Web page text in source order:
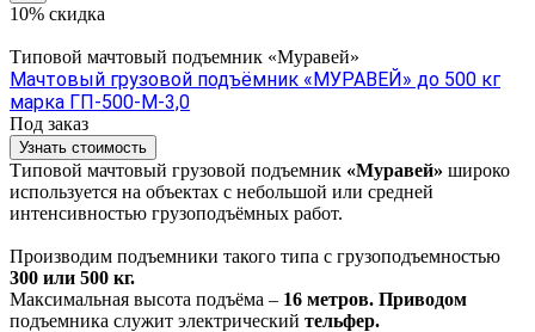
10% скидка
Типовой мачтовый подъемник «Муравей»
Мачтовый грузовой подъёмник «МУРАВЕЙ» до 500 кг
марка ГП-500-М-3,0
Под заказ
Узнать стоимость
Типовой мачтовый грузовой подъемник «Муравей» широко
используется на объектах с небольшой или средней
интенсивностью грузоподъёмных работ.
Производим подъемники такого типа с грузоподъемностью
300 или 500 кг.
Максимальная высота подъёма – 16 метров. Приводом
подъемника служит электрический тельфер.